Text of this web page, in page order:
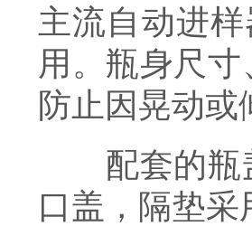
主流自动进
用。瓶身尺
防止因晃动
配套的瓶盖
口盖，隔垫